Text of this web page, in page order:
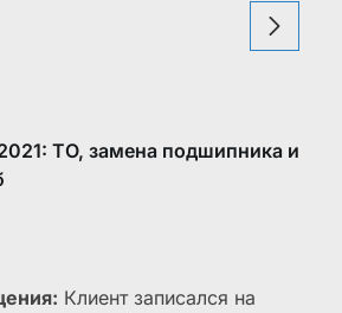
ТО, замена подшипника и
Клиент записался на